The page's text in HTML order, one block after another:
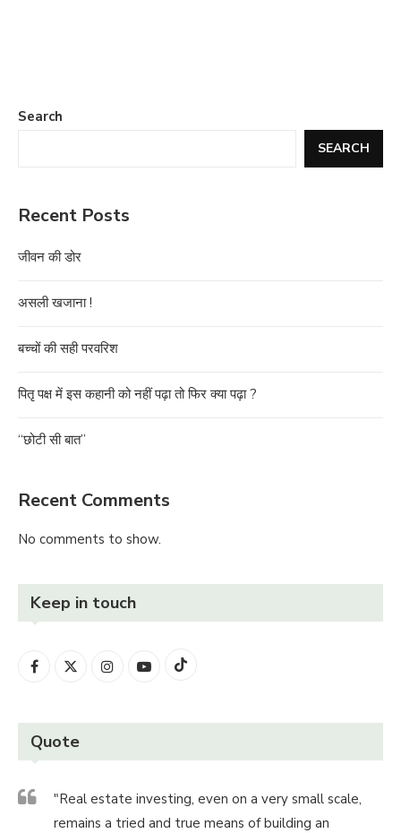
Search
SEARCH
Recent Posts
जीवन की डोर
असली खजाना !
बच्चों की सही परवरिश
पितृ पक्ष में इस कहानी को नहीं पढ़ा तो फिर क्या पढ़ा ?
“छोटी सी बात”
Recent Comments
No comments to show.
Keep in touch
Quote
"Real estate investing, even on a very small scale,
remains a tried and true means of building an